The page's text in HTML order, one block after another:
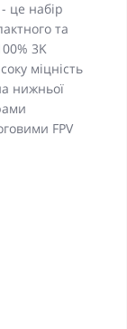
це набір
та
3K
міцність
нижньої
FPV